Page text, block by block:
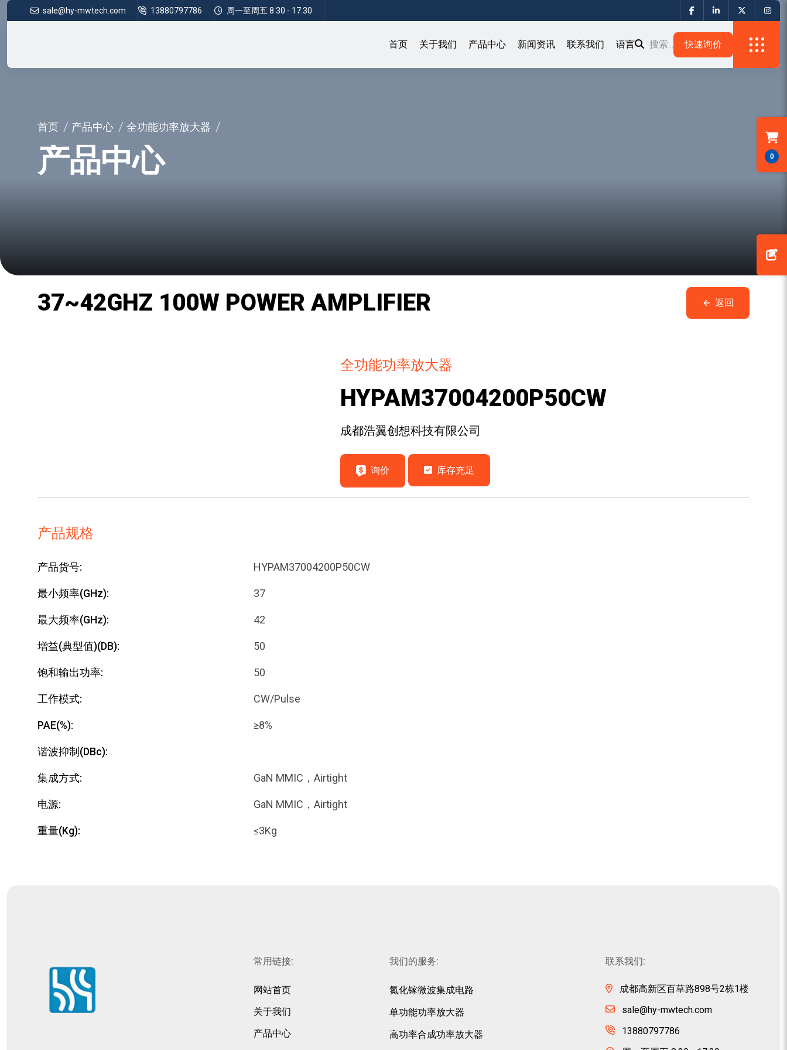
sale@hy-mwtech.com 13880797786 周一至周五 8:30 - 17:30
首页 关于我们 产品中心 新闻资讯 联系我们 语言 搜索...
首页 产品中心 全功能功率放大器
产品中心
37~42GHZ 100W POWER AMPLIFIER 返回
全功能功率放大器
HYPAM37004200P50CW
成都浩翼创想科技有限公司
询价 库存充足
产品规格
产品货号: HYPAM37004200P50CW
最小频率(GHz): 37
最大频率(GHz): 42
增益(典型值)(dB): 50
饱和输出功率: 50
工作模式: CW/Pulse
PAE(%): ≥8%
谐波抑制(dBc):
集成方式: GaN MMIC，Airtight
电源: GaN MMIC，Airtight
重量(Kg): ≤3Kg
0
常用链接:
网站首页
关于我们
产品中心
我们的服务:
氮化镓微波集成电路
单功能功率放大器
高功率合成功率放大器
联系我们:
成都高新区百草路898号2栋1楼
sale@hy-mwtech.com
13880797786